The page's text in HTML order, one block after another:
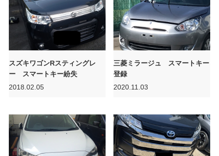
スズキワゴンRスティングレ
ー スマートキー紛失
2018.02.05
三菱ミラージュ スマートキー
登録
2020.11.03